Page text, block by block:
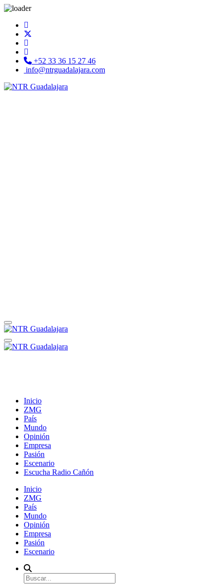
+52 33 36 15 27 46
info@ntrguadalajara.com
Inicio
ZMG
País
Mundo
Opinión
Empresa
Pasión
Escenario
Escucha Radio Cañón
Inicio
ZMG
País
Mundo
Opinión
Empresa
Pasión
Escenario